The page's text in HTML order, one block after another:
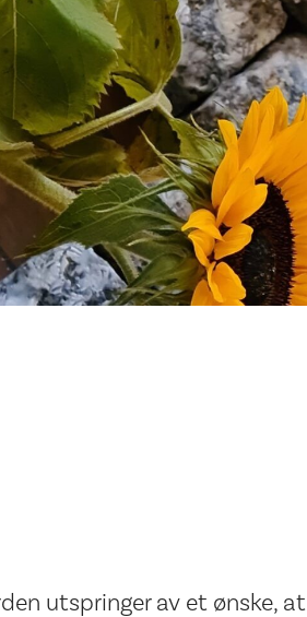
utspringer av et ønske,